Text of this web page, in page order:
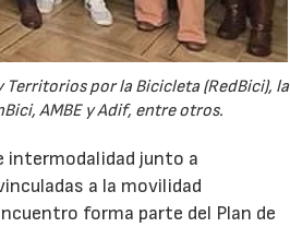
por la Bicicleta (RedBici), la
AMBE y Adif, entre otros.
intermodalidad junto a
a la movilidad
forma parte del Plan de